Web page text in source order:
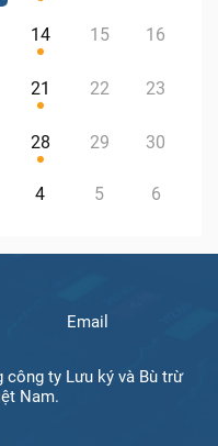
14 15 16
21 22 23
28 29 30
4 5 6
Email
công ty Lưu ký và Bù trừ
Nam.